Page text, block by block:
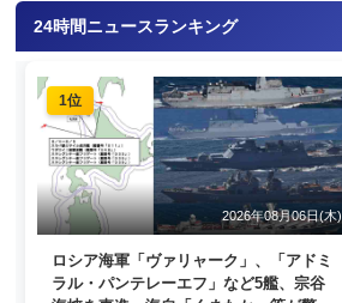
24時間ニュースランキング
1位
2026年08月06日(木)
ロシア海軍「ヴァリャーク」、「アドミ
ラル・パンテレーエフ」など5艦、宗谷